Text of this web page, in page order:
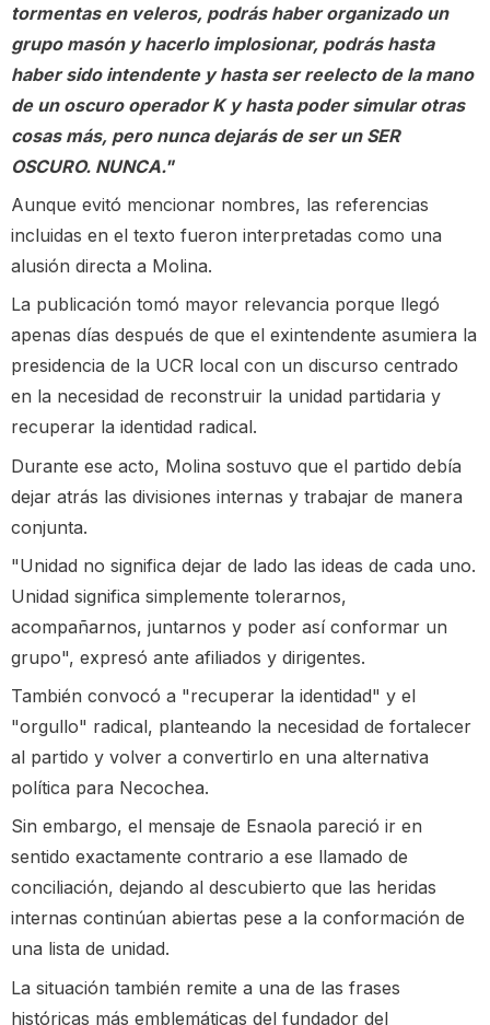
tormentas en veleros, podrás haber organizado un
grupo masón y hacerlo implosionar, podrás hasta
haber sido intendente y hasta ser reelecto de la mano
de un oscuro operador K y hasta poder simular otras
cosas más, pero nunca dejarás de ser un SER
OSCURO. NUNCA."
Aunque evitó mencionar nombres, las referencias
incluidas en el texto fueron interpretadas como una
alusión directa a Molina.
La publicación tomó mayor relevancia porque llegó
apenas días después de que el exintendente asumiera la
presidencia de la UCR local con un discurso centrado
en la necesidad de reconstruir la unidad partidaria y
recuperar la identidad radical.
Durante ese acto, Molina sostuvo que el partido debía
dejar atrás las divisiones internas y trabajar de manera
conjunta.
"Unidad no significa dejar de lado las ideas de cada uno.
Unidad significa simplemente tolerarnos,
acompañarnos, juntarnos y poder así conformar un
grupo", expresó ante afiliados y dirigentes.
También convocó a "recuperar la identidad" y el
"orgullo" radical, planteando la necesidad de fortalecer
al partido y volver a convertirlo en una alternativa
política para Necochea.
Sin embargo, el mensaje de Esnaola pareció ir en
sentido exactamente contrario a ese llamado de
conciliación, dejando al descubierto que las heridas
internas continúan abiertas pese a la conformación de
una lista de unidad.
La situación también remite a una de las frases
históricas más emblemáticas del fundador del